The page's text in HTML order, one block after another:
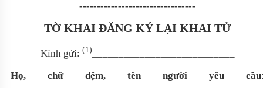
---------------------------------
TỜ KHAI ĐĂNG KÝ LẠI KHAI TỬ
Kính gửi: (1)
Họ, chữ đệm, tên người yêu cầu